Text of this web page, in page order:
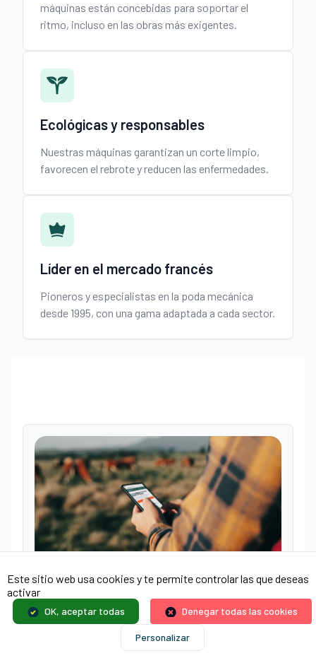
máquinas están concebidas para soportar el
ritmo, incluso en las obras más exigentes.
Ecológicas y responsables
Nuestras máquinas garantizan un corte limpio,
favorecen el rebrote y reducen las enfermedades.
Líder en el mercado francés
Pioneros y especialistas en la poda mecánica
desde 1995, con una gama adaptada a cada sector.
¿Necesita
asesoramiento?
Nuestros expertos están a su disposición para
Este sitio web usa cookies y te permite controlar las que deseas
activar
OK, aceptar todas Denegar todas las cookies
Personalizar